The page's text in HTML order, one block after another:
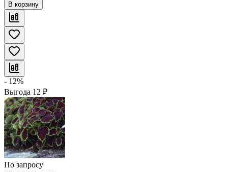
В корзину
- 12%
Выгода 12 ₽
По запросу